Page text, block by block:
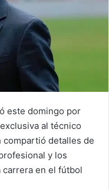
este domingo por
al técnico
compartió detalles de
y los
en el fútbol